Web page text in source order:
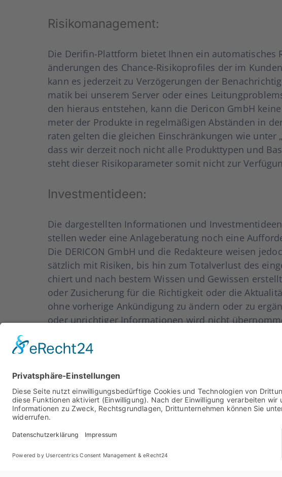
Risi­ko­ma­nage­ment:
Die Derifin-Platt­form bie­tet Ihnen ein
än­de­run­gen des Chan­ce-Risi­ko­pro­files der im
kann es jeder­zeit zu Ver­zö­ge­run­gen der
ma­tik bei unse­rem Ser­ver oder eines
den hier­aus ent­ste­hen, kann die Der­icon GmbH
me­ter der Pro­duk­te in regel­mä­ßi­gen Abstän­den in
ra­ten gel­ten die glei­chen Ein­schrän­kun­gen wie unter
dass wir der­zeit noch nicht alle Pro­dukt­ty­pen und
steht die­ser Risi­ko­pa­ra­me­ter somit nicht zur
Invest­ment­ideen:
Die dar­ge­stell­ten Infor­ma­tio­nen und
stel­len weder eine Anla­ge­be­ra­tung noch eine
Die DERICON GmbH und die Redak­teu­re wei­sen
sätz­lich mit Risi­ken, bis hin zum Total­ver­lust des
chiert und nach bes­tem Wis­sen und Gewis­sen
oder Zusi­che­rung für die Rich­tig­keit oder die
ohne vor­he­ri­ge Ankün­di­gung zu ändern oder zu
oder unrich­ti­ger Infor­ma­tio­nen wird nicht
net wird.
Für Fra­gen zu den genann­ten Risi­ko­hin­wei­sen